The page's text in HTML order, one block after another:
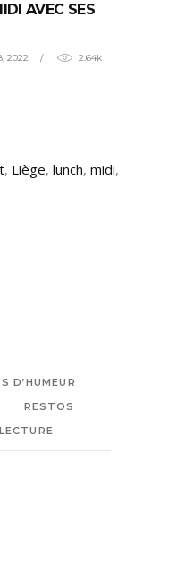
AVEC SES
2022 2.64k
, Liège, lunch, midi,
D’HUMEUR
RESTOS
LECTURE